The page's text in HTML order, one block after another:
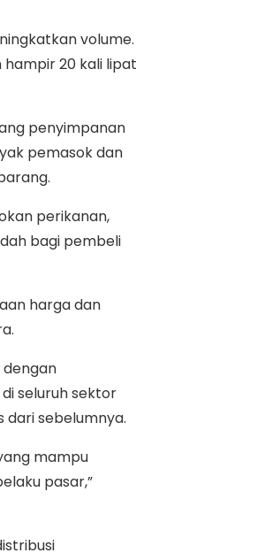
volume.
20 kali lipat
penyimpanan
pemasok dan
perikanan,
bagi pembeli
harga dan
dengan
seluruh sektor
sebelumnya.
mampu
pasar,”